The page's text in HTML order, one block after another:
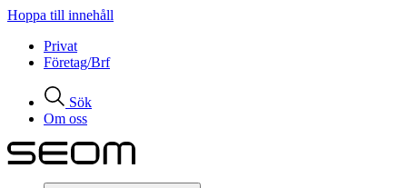
Hoppa till innehåll
Privat
Företag/Brf
Sök
Om oss